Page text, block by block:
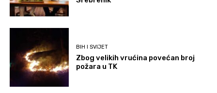
BIH I SVIJET
Zbog velikih vrućina povećan broj
požara u TK